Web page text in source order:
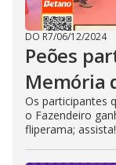
DO R7/06/12/2024
Peões
Memória
Os participantes
o Fazendeiro
fliperama; assista!